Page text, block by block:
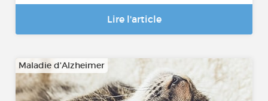
Lire l'article
Maladie d'Alzheimer